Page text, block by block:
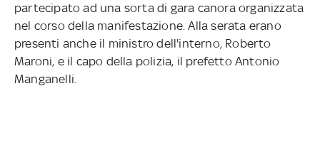
partecipato ad una sorta di gara canora organizzata
nel corso della manifestazione. Alla serata erano
presenti anche il ministro dell'interno, Roberto
Maroni, e il capo della polizia, il prefetto Antonio
Manganelli.